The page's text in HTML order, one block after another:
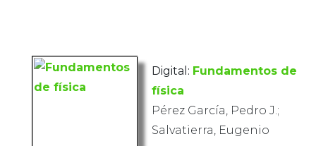
Digital: Fundamentos de
física
Pérez García, Pedro J.;
Salvatierra, Eugenio